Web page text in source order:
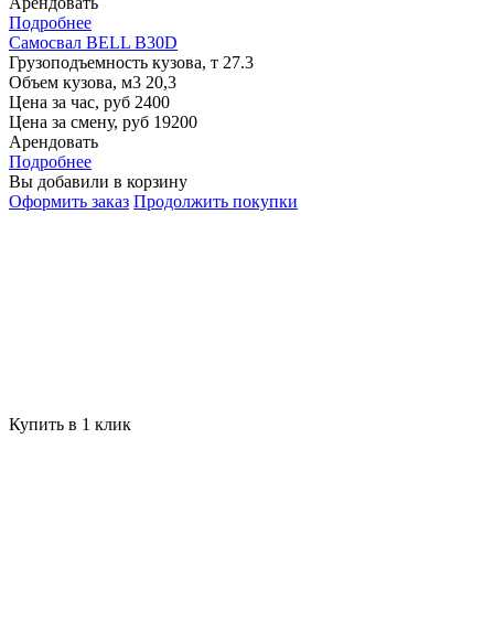
Подробнее
Самосвал BELL B30D
Грузоподъемность кузова, т 27.3
Объем кузова, м3 20,3
Цена за час, руб 2400
Цена за смену, руб 19200
Арендовать
Подробнее
Вы добавили в корзину
Оформить заказ Продолжить покупки
Купить в 1 клик